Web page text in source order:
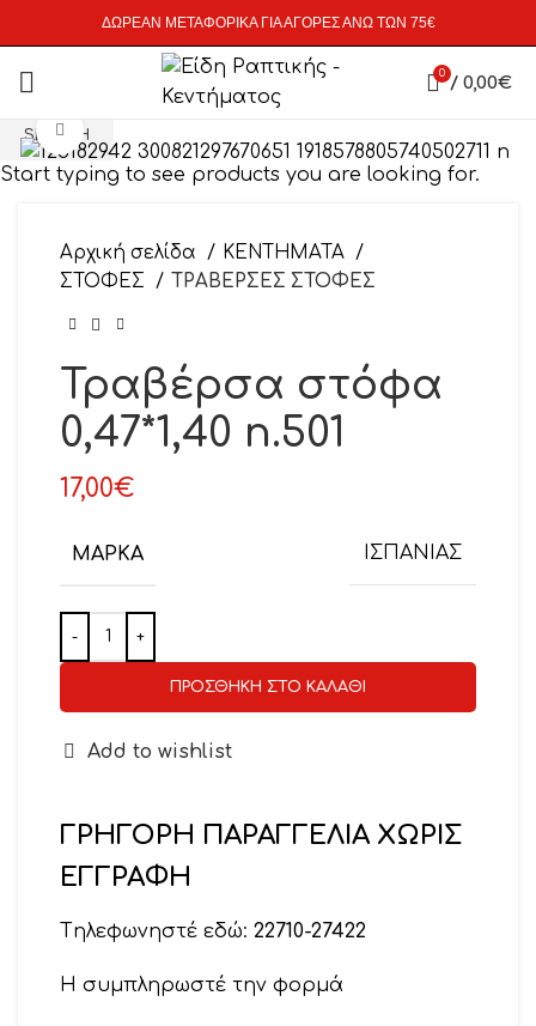
ΔΩΡΕΑΝ ΜΕΤΑΦΟΡΙΚΑ ΓΙΑ ΑΓΟΡΕΣ ΑΝΩ ΤΩΝ 75€
0 / 0,00€
Click to enlarge
Αρχική σελίδα
ΚΕΝΤΗΜΑΤΑ
ΣΤΟΦΕΣ
ΤΡΑΒΕΡΣΕΣ ΣΤΟΦΕΣ
Τραβέρσα στόφα
0,47*1,40 n.501
17,00€
ΜΆΡΚΑ ΙΣΠΑΝΙΑΣ
ΠΡΟΣΘΉΚΗ ΣΤΟ ΚΑΛΆΘΙ
Add to wishlist
ΓΡΗΓΟΡΗ ΠΑΡΑΓΓΕΛΙΑ ΧΩΡΙΣ
ΕΓΓΡΑΦΗ
Tηλεφωνηστέ εδώ: 22710-27422
Η συμπληρωστέ την φορμά
SEARCH
Start typing to see products you are looking for.